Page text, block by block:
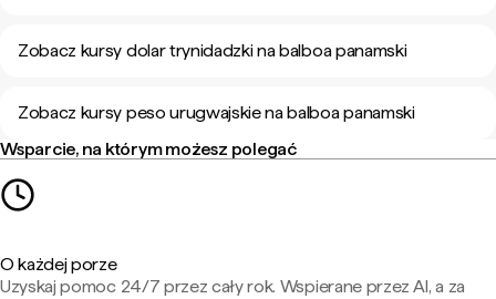
Zobacz kursy dolar trynidadzki na balboa panamski
Zobacz kursy peso urugwajskie na balboa panamski
Wsparcie, na którym możesz polegać
O każdej porze
Uzyskaj pomoc 24/7 przez cały rok. Wspierane przez AI, a za